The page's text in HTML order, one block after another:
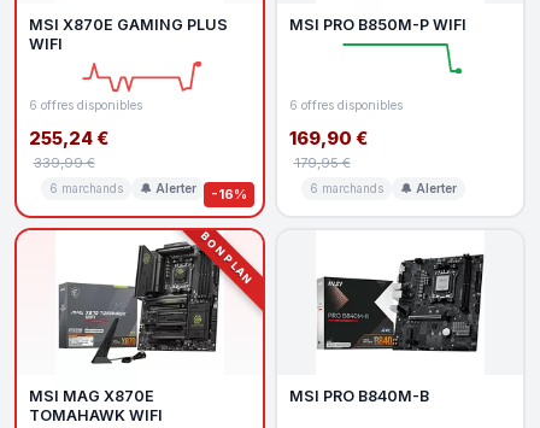
-16%
MSI X870E GAMING PLUS
WIFI
6 offres disponibles
255,24 €
339,99 €
6 marchands 🔔 Alerter
MSI PRO B850M-P WIFI
6 offres disponibles
169,90 €
179,95 €
6 marchands 🔔 Alerter
BON PLAN
MSI MAG X870E
TOMAHAWK WIFI
MSI PRO B840M-B